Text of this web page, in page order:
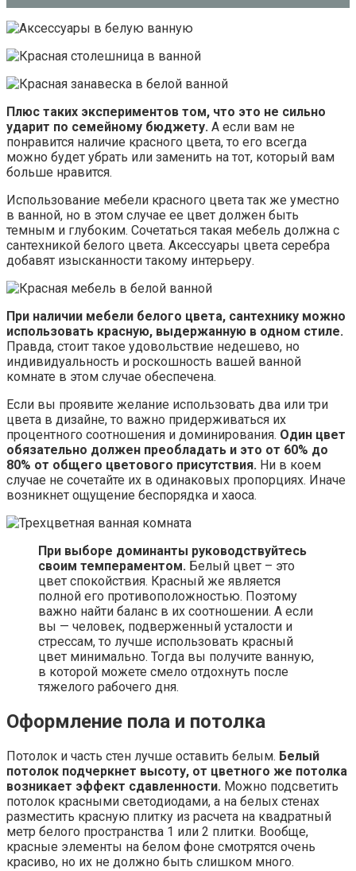
Плюс таких экспериментов том, что это не сильно
ударит по семейному бюджету. А если вам не
понравится наличие красного цвета, то его всегда
можно будет убрать или заменить на тот, который вам
больше нравится.
Использование мебели красного цвета так же уместно
в ванной, но в этом случае ее цвет должен быть
темным и глубоким. Сочетаться такая мебель должна с
сантехникой белого цвета. Аксессуары цвета серебра
добавят изысканности такому интерьеру.
При наличии мебели белого цвета, сантехнику можно
использовать красную, выдержанную в одном стиле.
Правда, стоит такое удовольствие недешево, но
индивидуальность и роскошность вашей ванной
комнате в этом случае обеспечена.
Если вы проявите желание использовать два или три
цвета в дизайне, то важно придерживаться их
процентного соотношения и доминирования. Один цвет
обязательно должен преобладать и это от 60% до
80% от общего цветового присутствия. Ни в коем
случае не сочетайте их в одинаковых пропорциях. Иначе
возникнет ощущение беспорядка и хаоса.
При выборе доминанты руководствуйтесь
своим темпераментом. Белый цвет – это
цвет спокойствия. Красный же является
полной его противоположностью. Поэтому
важно найти баланс в их соотношении. А если
вы — человек, подверженный усталости и
стрессам, то лучше использовать красный
цвет минимально. Тогда вы получите ванную,
в которой можете смело отдохнуть после
тяжелого рабочего дня.
Оформление пола и потолка
Потолок и часть стен лучше оставить белым. Белый
потолок подчеркнет высоту, от цветного же потолка
возникает эффект сдавленности. Можно подсветить
потолок красными светодиодами, а на белых стенах
разместить красную плитку из расчета на квадратный
метр белого пространства 1 или 2 плитки. Вообще,
красные элементы на белом фоне смотрятся очень
красиво, но их не должно быть слишком много.